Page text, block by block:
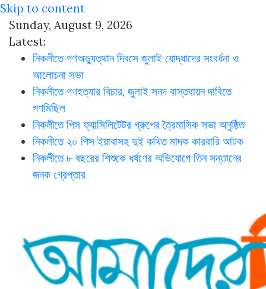
Skip to content
Sunday, August 9, 2026
Latest:
নিকলীতে গণঅভ্যুত্থান দিবসে জুলাই যোদ্ধাদের সংবর্ধনা ও
আলোচনা সভা
নিকলীতে গণহত্যার বিচার, জুলাই সনদ বাস্তবায়ন দাবিতে
গণমিছিল
নিকলীতে পিস ফ্যাসিলিটেটর গ্রুপের ত্রৈমাসিক সভা অনুষ্ঠিত
নিকলীতে ২০ পিস ইয়াবাসহ দুই কথিত মাদক কারবারি আটক
নিকলীতে ৮ বছরের শিশুকে ধর্ষণের অভিযোগে তিন সন্তানের
জনক গ্রেপ্তার